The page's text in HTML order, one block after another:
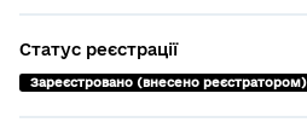
Статус реєстрації
Зареєстровано (внесено реєстратором)